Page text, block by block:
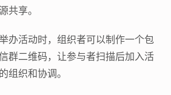
共享。
办活动时，组织者可以制作一个包
群二维码，让参与者扫描后加入活
组织和协调。